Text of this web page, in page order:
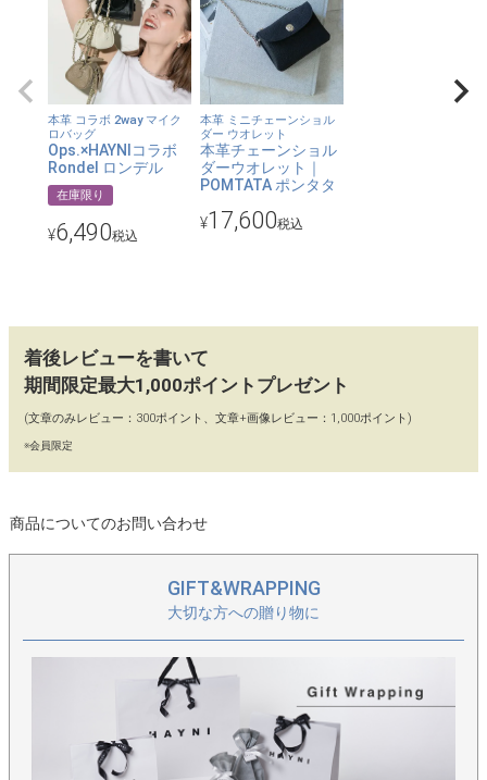
なめらかで、ハリがありつつやわらかな本革(シルバーはサステナ
ブルレザー)と、こだわりのチェーンをチョイス。小さいながらも
しっかりとした存在感を感じられるバッグに。
【小さくてもしっかり収納】
普段は鍵や常備薬、目薬、リップ、イヤホンなど、いつでも持っ
ていたいものを。旅行先ではチケットやルームキー、コイン、ジ
ュエリーなどをスマートに。パーティではお直し用コスメの持ち
歩きにも。様々なシーンで活躍します。
て取り付け自由。
【カラー】
ブラック、ホワイト、シルバー
当店ではイメージ違い、初期不良による返品、カラー交換、不具
合交換を「往復送料店舗負担」にてお受けしております。どうぞ
お気軽にお買い物をお楽しみください。
【保存に便利な保管袋付き】
保存に便利な、HAYNIロゴ入りの保管袋に商品をお入れし、丁寧
に梱包してお届けいたします。
本革 コラボ 2way マイク
ロバッグ
Ops.×HAYNIコラボ
Rondel ロンデル
在庫限り
¥6,490税込
本革 ミニチェーンショル
ダー ウオレット
本革チェーンショル
ダーウオレット｜
POMTATA ポンタタ
¥17,600税込
着後レビューを書いて
期間限定最大1,000ポイントプレゼント
(文章のみレビュー：300ポイント、文章+画像レビュー：1,000ポイント)
※会員限定
商品についてのお問い合わせ
GIFT&WRAPPING
大切な方への贈り物に